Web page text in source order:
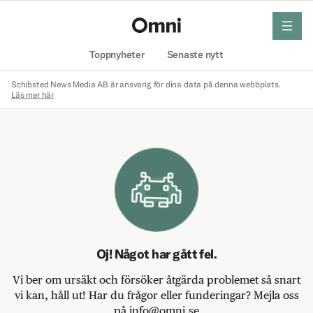
Toppnyheter Senaste nytt
meny
Schibsted News Media AB är ansvarig för dina data på denna webbplats.
Läs mer här
Oj! Något har gått fel.
Vi ber om ursäkt och försöker åtgärda problemet så snart
vi kan, håll ut! Har du frågor eller funderingar? Mejla oss